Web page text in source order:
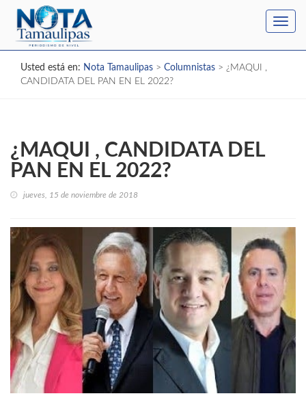
Usted está en: Nota Tamaulipas > Columnistas > ¿MAQUI ,
CANDIDATA DEL PAN EN EL 2022?
¿MAQUI , CANDIDATA DEL
PAN EN EL 2022?
jueves, 15 de noviembre de 2018